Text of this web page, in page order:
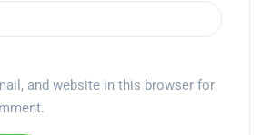
and website in this browser for